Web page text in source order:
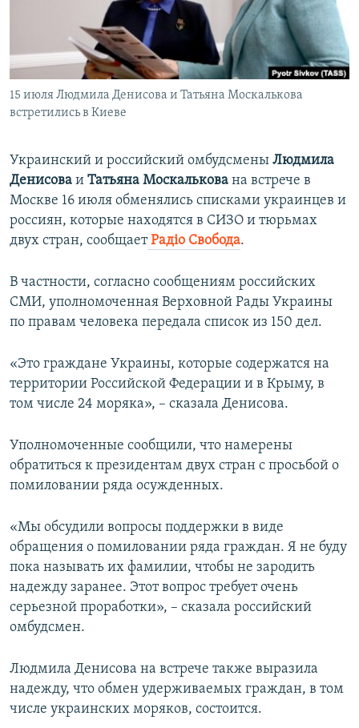
ПОБЕДИТЕЛЕЙ НЕ СУДЯТ?
КРЫМ.НЕПОКОРЕННЫЙ
УКРАИНСКАЯ ПРОБЛЕМА КРЫМА
ПРИСОЕДИНЯЙТЕСЬ!
Все сайты RFE/RL
15 июля Людмила Денисова и Татьяна Москалькова
встретились в Киеве
Украинский и российский омбудсмены Людмила
Денисова и Татьяна Москалькова на встрече в
Москве 16 июля обменялись списками украинцев и
россиян, которые находятся в СИЗО и тюрьмах
двух стран, сообщаетРадіо Свобода.
В частности, согласно сообщениям российских
СМИ, уполномоченная Верховной Рады Украины
по правам человека передала список из 150 дел.
«Это граждане Украины, которые содержатся на
территории Российской Федерации и в Крыму, в
том числе 24 моряка», – сказала Денисова.
Уполномоченные сообщили, что намерены
обратиться к президентам двух стран с просьбой о
помиловании ряда осужденных.
«Мы обсудили вопросы поддержки в виде
обращения о помиловании ряда граждан. Я не буду
пока называть их фамилии, чтобы не зародить
надежду заранее. Этот вопрос требует очень
серьезной проработки», – сказала российский
омбудсмен.
Людмила Денисова на встрече также выразила
надежду, что обмен удерживаемых граждан, в том
числе украинских моряков, состоится.